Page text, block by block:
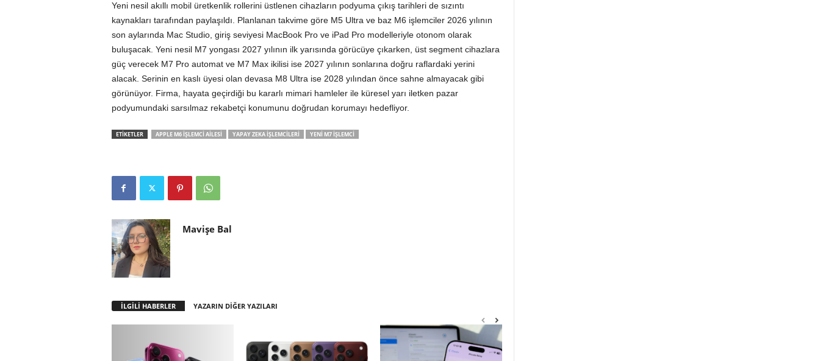
Yeni nesil akıllı mobil üretkenlik rollerini üstlenen cihazların podyuma çıkış tarihleri de sızıntı
kaynakları tarafından paylaşıldı. Planlanan takvime göre M5 Ultra ve baz M6 işlemciler 2026 yılının
son aylarında Mac Studio, giriş seviyesi MacBook Pro ve iPad Pro modelleriyle otonom olarak
buluşacak. Yeni nesil M7 yongası 2027 yılının ilk yarısında görücüye çıkarken, üst segment cihazlara
güç verecek M7 Pro automat ve M7 Max ikilisi ise 2027 yılının sonlarına doğru raflardaki yerini
alacak. Serinin en kaslı üyesi olan devasa M8 Ultra ise 2028 yılından önce sahne almayacak gibi
görünüyor. Firma, hayata geçirdiği bu kararlı mimari hamleler ile küresel yarı iletken pazar
podyumundaki sarsılmaz rekabetçi konumunu doğrudan korumayı hedefliyor.
ETİKETLER APPLE M6 IŞLEMCI AILESI YAPAY ZEKA IŞLEMCILERI YENI M7 IŞLEMCI
Mavişe Bal
İLGİLİ HABERLER YAZARIN DİĞER YAZILARI